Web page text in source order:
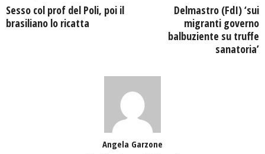
Sesso col prof del Poli, poi il
brasiliano lo ricatta
Delmastro (FdI) ‘sui
migranti governo
balbuziente su truffe
sanatoria’
Angela Garzone